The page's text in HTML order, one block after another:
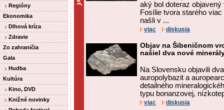
Regióny
Ekonomika
Dlhová kríza
Zdravie
Zo zahraničia
Gala
Hudba
Kultúra
Kino, DVD
Knižné novinky
aký bol doteraz
Fosílie tvora starého
našli v ...
viac diskusia
Objav na Šibeničnom
našiel dva nové
Na Slovensku objavili
auropolybazit a
detailného
typu bonanzovej,
viac diskusia